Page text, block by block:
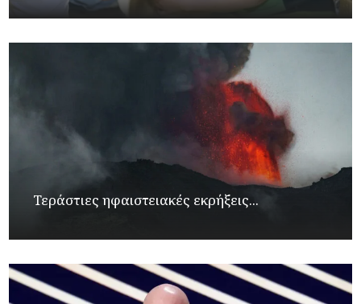
Τεράστιες ηφαιστειακές εκρήξεις...